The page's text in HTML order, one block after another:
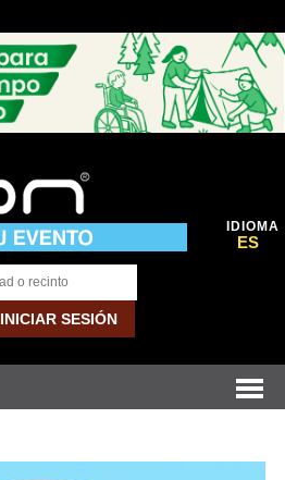
IDIOMA
ES
INICIAR SESIÓN